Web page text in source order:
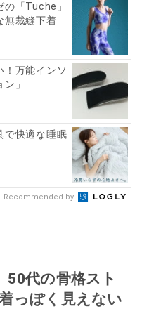
の「Tuche」
無裁縫下着
！万能インソ
」
で快適な睡眠
Recommended by
50代の骨格スト
っぽく見えない